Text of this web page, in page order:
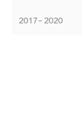
2017 – 2020